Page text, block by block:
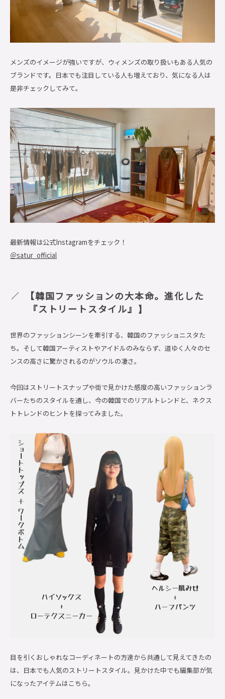
メンズのイメージが強いですが、ウィメンズの取り扱いもある人気の
ブランドです。日本でも注目している人も増えており、気になる人は
是非チェックしてみて。
最新情報は公式Instagramをチェック！
＠satur_official
【韓国ファッションの大本命。進化した
『ストリートスタイル』
】
世界のファッションシーンを牽引する、韓国のファッショニスタた
ち。そして韓国アーティストやアイドルのみならず、道ゆく人々のセ
ンスの高さに驚かされるのがソウルの凄さ。
今回はストリートスナップや街で見かけた感度の高いファッションラ
バーたちのスタイルを通し、今の韓国でのリアルトレンドと、ネクス
トトレンドのヒントを探ってみました。
目を引くおしゃれなコーディネートの方達から共通して見えてきたの
は、日本でも人気のストリートスタイル。見かけた中でも編集部が気
になったアイテムはこちら。